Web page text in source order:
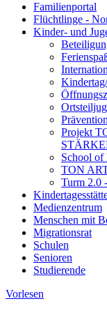
Familienportal
Flüchtlinge -
Kinder- und
Projekt
School of
TON
Turm 2.0
Medienzentrum
Menschen mit
Migrationsrat
Schulen
Senioren
Studierende
Vorlesen